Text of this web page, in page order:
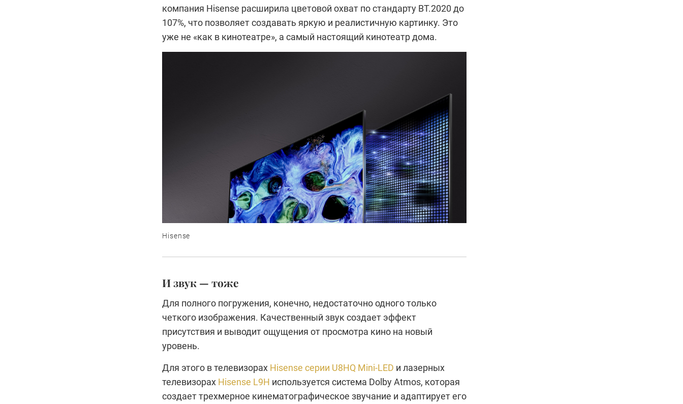
компания Hisense расширила цветовой охват по стандарту BT.2020 до
107%, что позволяет создавать яркую и реалистичную картинку. Это
уже не «как в кинотеатре», а самый настоящий кинотеатр дома.
Hisense
И звук — тоже
Для полного погружения, конечно, недостаточно одного только
четкого изображения. Качественный звук создает эффект
присутствия и выводит ощущения от просмотра кино на новый
уровень.
Для этого в телевизорах Hisense серии U8HQ Mini-LED и лазерных
телевизорах Hisense L9H используется система Dolby Atmos, которая
создает трехмерное кинематографическое звучание и адаптирует его